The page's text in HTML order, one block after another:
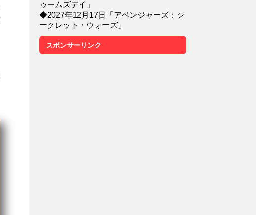
ゥームズデイ」
◆2027年12月17日「アベンジャーズ：シ
ークレット・ウォーズ」
スポンサーリンク